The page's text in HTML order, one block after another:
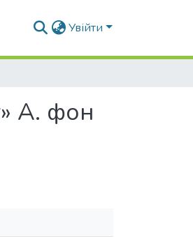
Увійти
А. фон